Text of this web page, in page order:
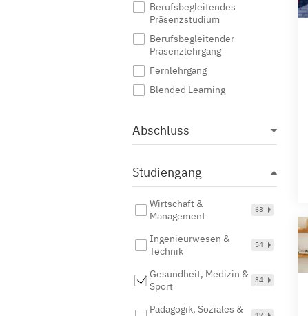
Berufsbegleitendes
Präsenzstudium
Berufsbegleitender
Präsenzlehrgang
Fernlehrgang
Blended Learning
Abschluss
Studiengang
Wirtschaft &
Management
63
Ingenieurwesen &
Technik
54
Gesundheit, Medizin &
Sport
34
Pädagogik, Soziales &